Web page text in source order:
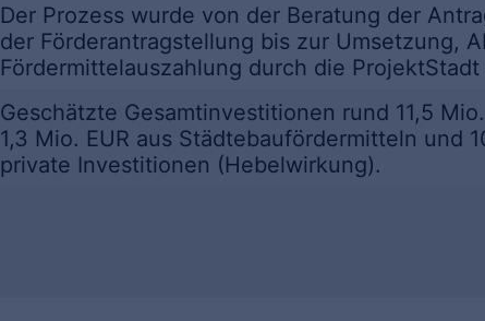
Der Prozess wurde von der Beratung der
der Förderantragstellung bis zur Umsetzung,
Fördermittelauszahlung durch die
Geschätzte Gesamtinvestitionen rund 11,5
1,3 Mio. EUR aus Städtebaufördermitteln und
private Investitionen (Hebelwirkung).